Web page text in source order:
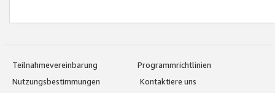
Teilnahmevereinbarung
Programmrichtlinien
Nutzungsbestimmungen
Kontaktiere uns